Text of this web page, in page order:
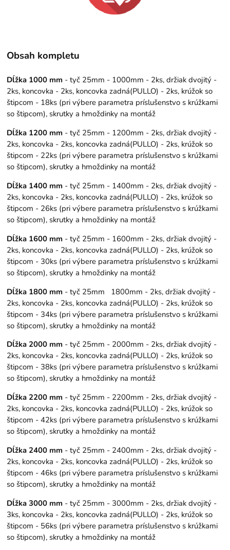
Obsah kompletu
Dĺžka 1000 mm - tyč 25mm - 1000mm - 2ks, držiak dvojitý -
2ks, koncovka - 2ks, koncovka zadná(PULLO) - 2ks, krúžok so
štipcom - 18ks (pri výbere parametra príslušenstvo s krúžkami
so štipcom), skrutky a hmoždinky na montáž
Dĺžka 1200 mm - tyč 25mm - 1200mm - 2ks, držiak dvojitý -
2ks, koncovka - 2ks, koncovka zadná(PULLO) - 2ks, krúžok so
štipcom - 22ks (pri výbere parametra príslušenstvo s krúžkami
so štipcom), skrutky a hmoždinky na montáž
Dĺžka 1400 mm - tyč 25mm - 1400mm - 2ks, držiak dvojitý -
2ks, koncovka - 2ks, koncovka zadná(PULLO) - 2ks, krúžok so
štipcom - 26ks (pri výbere parametra príslušenstvo s krúžkami
so štipcom), skrutky a hmoždinky na montáž
Dĺžka 1600 mm - tyč 25mm - 1600mm - 2ks, držiak dvojitý -
2ks, koncovka - 2ks, koncovka zadná(PULLO) - 2ks, krúžok so
štipcom - 30ks (pri výbere parametra príslušenstvo s krúžkami
so štipcom), skrutky a hmoždinky na montáž
Dĺžka 1800 mm - tyč 25mm 1800mm - 2ks, držiak dvojitý -
2ks, koncovka - 2ks, koncovka zadná(PULLO) - 2ks, krúžok so
štipcom - 34ks (pri výbere parametra príslušenstvo s krúžkami
so štipcom), skrutky a hmoždinky na montáž
Dĺžka 2000 mm - tyč 25mm - 2000mm - 2ks, držiak dvojitý -
2ks, koncovka - 2ks, koncovka zadná(PULLO) - 2ks, krúžok so
štipcom - 38ks (pri výbere parametra príslušenstvo s krúžkami
so štipcom), skrutky a hmoždinky na montáž
Dĺžka 2200 mm - tyč 25mm - 2200mm - 2ks, držiak dvojitý -
2ks, koncovka - 2ks, koncovka zadná(PULLO) - 2ks, krúžok so
štipcom - 42ks (pri výbere parametra príslušenstvo s krúžkami
so štipcom), skrutky a hmoždinky na montáž
Dĺžka 2400 mm - tyč 25mm - 2400mm - 2ks, držiak dvojitý -
2ks, koncovka - 2ks, koncovka zadná(PULLO) - 2ks, krúžok so
štipcom - 46ks (pri výbere parametra príslušenstvo s krúžkami
so štipcom), skrutky a hmoždinky na montáž
Dĺžka 3000 mm - tyč 25mm - 3000mm - 2ks, držiak dvojitý -
3ks, koncovka - 2ks, koncovka zadná(PULLO) - 2ks, krúžok so
štipcom - 56ks (pri výbere parametra príslušenstvo s krúžkami
so štipcom), skrutky a hmoždinky na montáž